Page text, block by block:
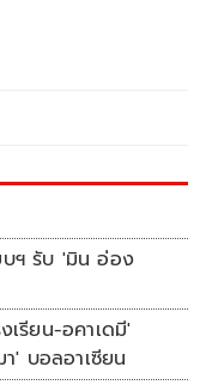
บฯ รับ 'มิน อ่อง
เรียน-อคาเดมี'
' บอลอาเซียน